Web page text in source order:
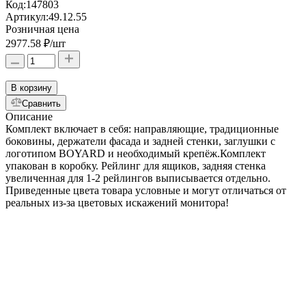
Код:147803
Артикул:49.12.55
Розничная цена
2977.58 ₽/шт
В корзину
Сравнить
Описание
Комплект включает в себя: направляющие, традиционные
боковины, держатели фасада и задней стенки, заглушки с
логотипом BOYARD и необходимый крепёж.Комплект
упакован в коробку. Рейлинг для ящиков, задняя стенка
увеличенная для 1-2 рейлингов выписывается отдельно.
Приведенные цвета товара условные и могут отличаться от
реальных из-за цветовых искажений монитора!